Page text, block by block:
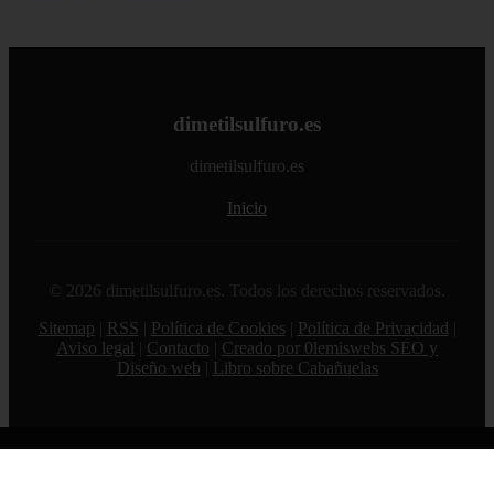
dimetilsulfuro.es
dimetilsulfuro.es
Inicio
© 2026 dimetilsulfuro.es. Todos los derechos reservados.
Sitemap
RSS Política de Cookies Política de Privacidad
Aviso legal
Contacto
Creado por 0lemiswebs SEO y
Diseño web
Libro sobre Cabañuelas